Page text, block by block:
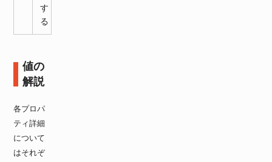
す
る
値の
解説
各プロパ
ティ詳細
について
はそれぞ